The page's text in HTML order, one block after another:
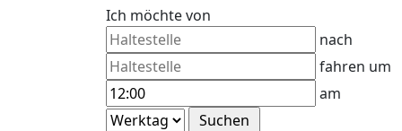
Ich möchte von
nach
fahren um
am